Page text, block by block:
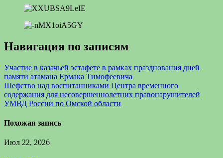
Навигация по записям
Участие в казачьей эстафете в рамках празднования дней
памяти атамана Ермака Тимофеевича
Шефство над воспитанниками Центра временного
содержания для несовершеннолетних правонарушителей
УМВД России по Омской области
Похожая запись
Июл 22, 2026